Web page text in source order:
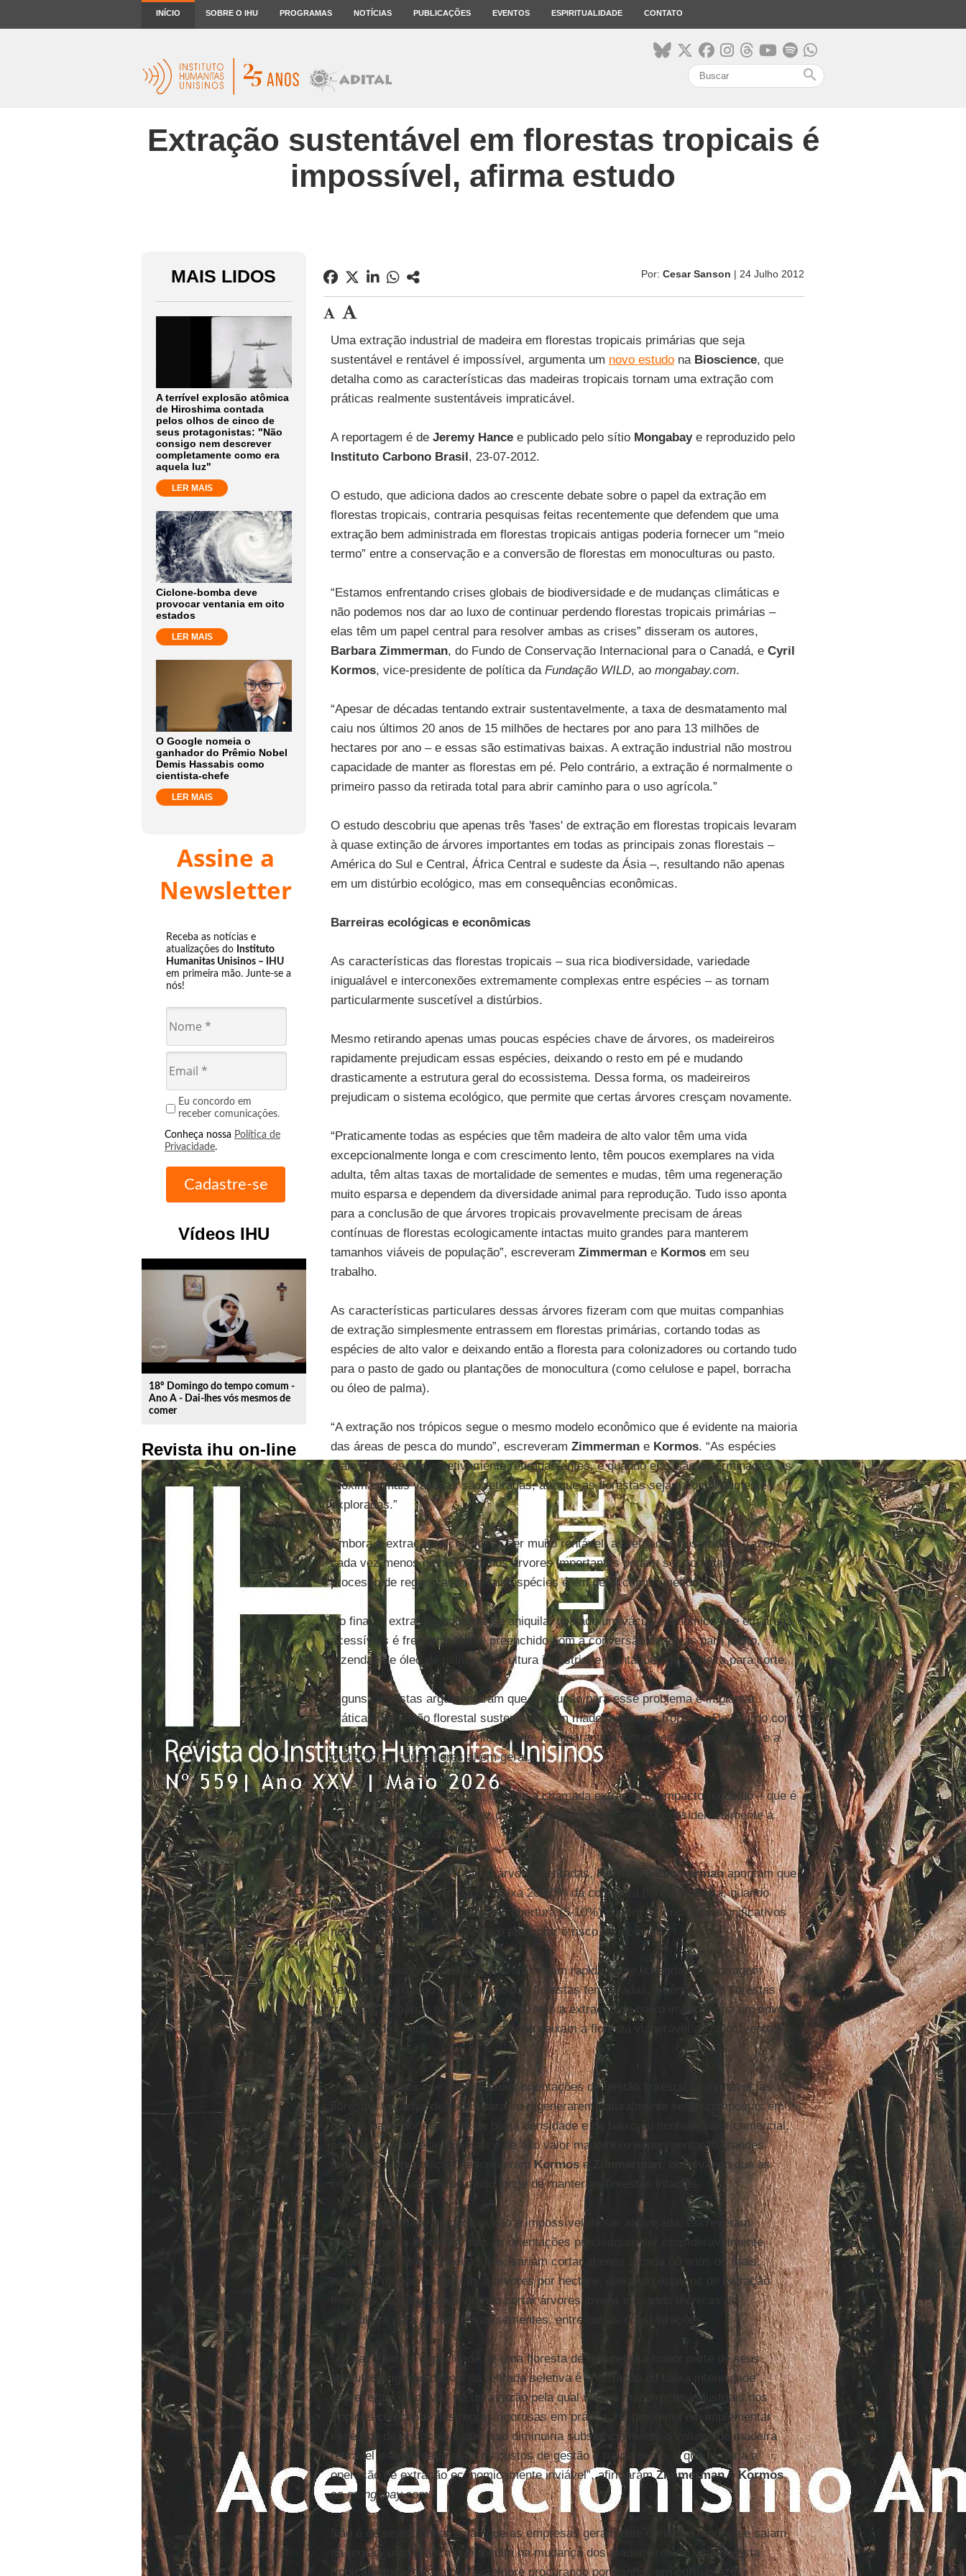
INÍCIO SOBRE O IHU PROGRAMAS NOTÍCIAS PUBLICAÇÕES EVENTOS ESPIRITUALIDADE CONTATO
search
Extração sustentável em florestas tropicais é
impossível, afirma estudo
MAIS LIDOS
A terrível explosão atômica
de Hiroshima contada
pelos olhos de cinco de
seus protagonistas: "Não
consigo nem descrever
completamente como era
aquela luz"
LER MAIS
Ciclone-bomba deve
provocar ventania em oito
estados
LER MAIS
O Google nomeia o
ganhador do Prêmio Nobel
Demis Hassabis como
cientista-chefe
LER MAIS
Assine a
Newsletter
Receba as notícias e
atualizações do Instituto
Humanitas Unisinos – IHU
em primeira mão. Junte-se a
nós!
Eu concordo em
receber comunicações.
Conheça nossa Política de
Privacidade.
Vídeos IHU
play_circle_outline
18º Domingo do tempo comum -
Ano A - Dai-lhes vós mesmos de
comer
Revista ihu on-line
Por: Cesar Sanson | 24 Julho 2012
Uma extração industrial de madeira em florestas tropicais primárias que seja
sustentável e rentável é impossível, argumenta um novo estudona Bioscience, que
detalha como as características das madeiras tropicais tornam uma extração com
práticas realmente sustentáveis impraticável.
A reportagem é de Jeremy Hancee publicado pelo sítio Mongabay e reproduzido pelo
Instituto Carbono Brasil, 23-07-2012.
O estudo, que adiciona dados ao crescente debate sobre o papel da extração em
florestas tropicais, contraria pesquisas feitas recentemente que defendem que uma
extração bem administrada em florestas tropicais antigas poderia fornecer um “meio
termo” entre a conservação e a conversão de florestas em monoculturas ou pasto.
“Estamos enfrentando crises globais de biodiversidade e de mudanças climáticas e
não podemos nos dar ao luxo de continuar perdendo florestas tropicais primárias –
elas têm um papel central para resolver ambas as crises” disseram os autores,
Barbara Zimmerman, do Fundo de Conservação Internacional para o Canadá, eCyril
Kormos, vice-presidente de política da Fundação WILD, aomongabay.com.
“Apesar de décadas tentando extrair sustentavelmente, a taxa de desmatamento mal
caiu nos últimos 20 anos de 15 milhões de hectares por ano para 13 milhões de
hectares por ano – e essas são estimativas baixas. A extração industrial não mostrou
capacidade de manter as florestas em pé. Pelo contrário, a extração é normalmente o
primeiro passo da retirada total para abrir caminho para o uso agrícola.”
O estudo descobriu que apenas três 'fases' de extração em florestas tropicais levaram
à quase extinção de árvores importantes em todas as principais zonas florestais –
América do Sul e Central, África Central e sudeste da Ásia –, resultando não apenas
em um distúrbio ecológico, mas em consequências econômicas.
Barreiras ecológicas e econômicas
As características das florestas tropicais – sua rica biodiversidade, variedade
inigualável e interconexões extremamente complexas entre espécies – as tornam
particularmente suscetível a distúrbios.
Mesmo retirando apenas umas poucas espécies chave de árvores, os madeireiros
rapidamente prejudicam essas espécies, deixando o resto em pé e mudando
drasticamente a estrutura geral do ecossistema. Dessa forma, os madeireiros
prejudicam o sistema ecológico, que permite que certas árvores cresçam novamente.
“Praticamente todas as espécies que têm madeira de alto valor têm uma vida
excepcionalmente longa e com crescimento lento, têm poucos exemplares na vida
adulta, têm altas taxas de mortalidade de sementes e mudas, têm uma regeneração
muito esparsa e dependem da diversidade animal para reprodução. Tudo isso aponta
para a conclusão de que árvores tropicais provavelmente precisam de áreas
contínuas de florestas ecologicamente intactas muito grandes para manterem
tamanhos viáveis de população”, escreveram Zimmerman e Kormos em seu
trabalho.
As características particulares dessas árvores fizeram com que muitas companhias
de extração simplesmente entrassem em florestas primárias, cortando todas as
espécies de alto valor e deixando então a floresta para colonizadores ou cortando tudo
para o pasto de gado ou plantações de monocultura (como celulose e papel, borracha
ou óleo de palma).
“A extração nos trópicos segue o mesmo modelo econômico que é evidente na maioria
das áreas de pesca do mundo”, escreveram Zimmerman e Kormos. “As espécies
mais valiosas são seletivamente retiradas antes, e quando elas são exterminadas, as
próximas mais valiosas são retiradas, até que as florestas sejam completamente
exploradas.”
Embora a extração inicial possa ser muito rentável, as retiradas posteriores trazem
cada vez menos dinheiro: menos árvores importantes podem ser achadas e o
processo de regeneração de tais espécies é em geral comprometido.
No final, a extração industrial se aniquila, deixado um vácuo econômico que em áreas
acessíveis é frequentemente preenchido com a conversão de terras para pasto,
fazendas de óleo de palma, agricultura industrial e plantações de madeira para corte.
Alguns cientistas argumentaram que a solução para esse problema é implantar
práticas de gestão florestal sustentáveis em madeireiras nos trópicos. De acordo com
esses defensores da sustentabilidade, isso garantiria extrações em longo prazo e a
proteção da saúde florestal em geral.
Mas segundo o novo estudo, mesmo a chamada extração de impacto reduzido – que é
atualmente a exceção em vez da norma nos trópicos – muda consideravelmente a
estrutura de uma floresta.
Com muitas sementes vitais e árvores retiradas,Kormose Zimmermanapontam que
a extração de “baixo impacto” deixa 20-50% da cobertura florestal aberta, quando
“mesmo pequenas aberturas na cobertura (5-10%) podem ter impactos significativos
no teor da umidade da floresta e aumentar o risco de incêndio”.
Detritos deixados no solo da floresta secam rapidamente, criando uma forragem
perfeita para o fogo. Ao contrário das florestas temperadas, incêndios em florestas
tropicais primárias são pouco vistos, mas a extração de baixo impacto cria um novo
conjunto de condições ecológicas que deixam a floresta vulnerável ao calor, vento e
fogo.
“Agora sabemos que sob as atuais orientações de gestão florestal sustentável, as
florestas tropicais deixadas para se regenerarem naturalmente serão compostas em
grande parte por espécies de baixa densidade e de baixo ou nenhum valor comercial,
enquanto as espécies densas e de alto valor madeireiro experimentarão grandes
reduções na população”, escreveramKormose
, observando que as
orientações atuais estão muito longe de manter as florestas intactas.
A sustentabilidade verdadeira não é impossível de ser alcançada, escreveram
Zimmerman
Kormos, mas as orientações precisariam ser consideravelmente
fortalecidas. As madeireiras precisariam cortar apenas a cada 60 anos ou mais,
retirando menos do que cinco árvores por hectare, deixando espaços de extração
menores na cobertura, evitando cortar árvores jovens e usando técnicas de
silvicultura para plantar novas sementes, entre outras considerações.
“A chave para a capacidade de uma floresta de recuperar a maior parte de seus
atributos originais depois da retirada seletiva é a extração de baixa intensidade”,
escreveram eles. Mas há uma razão pela qual não há madeireiros industriais nos
trópicos colocando tais regras rigorosas em prática. “O problema em implementar
esse tipo de protocolo é que isso diminuiria substancialmente o volume de madeira
retirável e aumentaria mais os custos de gestão e treinamento, o que tornaria a
operação de extração economicamente inviável”, afirmaramZimmermaneKormos
aomongabay.com.
Não é de se estranhar então que as empresas geralmente cortem a madeira e saiam
da região, uma prática que resulta na mudança dos madeireiros de uma floresta
tropical intocada para outra, sempre procurando por ganhos em curto prazo.